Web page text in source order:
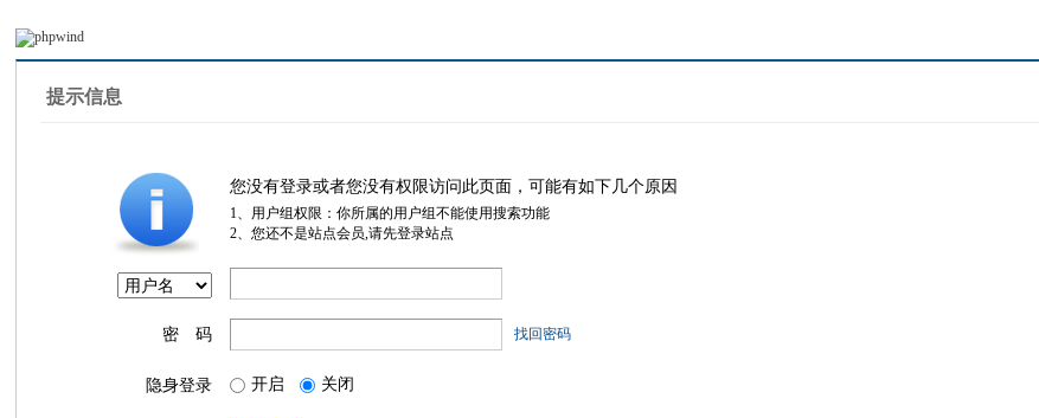
提示信息
您没有登录或者您没有权限访问此页面，可能有如下几个原因
1、用户组权限：你所属的用户组不能使用搜索功能
2、您还不是站点会员,请先登录站点
密 码 找回密码
隐身登录 开启 关闭